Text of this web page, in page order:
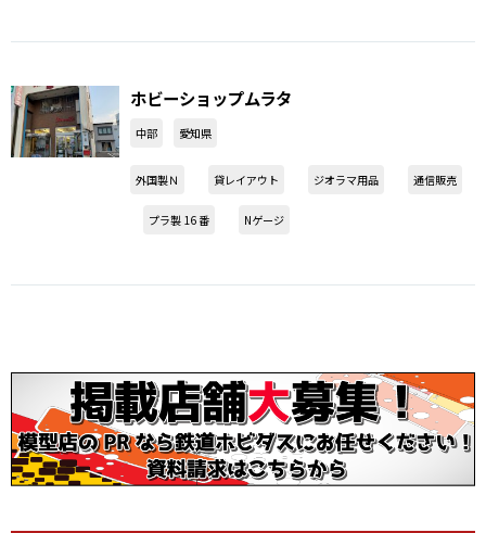
ホビーショップムラタ
中部 愛知県
外国製Ｎ 貸レイアウト ジオラマ用品 通信販売
プラ製 16 番 Nゲージ